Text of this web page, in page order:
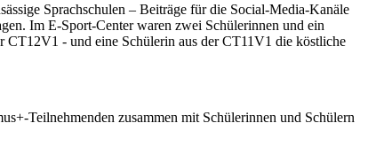
Sprachschulen – Beiträge für die Social-Media-Kanäle
Im E-Sport-Center waren zwei Schülerinnen und ein
CT12V1 - und eine Schülerin aus der CT11V1 die köstliche
Teilnehmenden zusammen mit Schülerinnen und Schülern